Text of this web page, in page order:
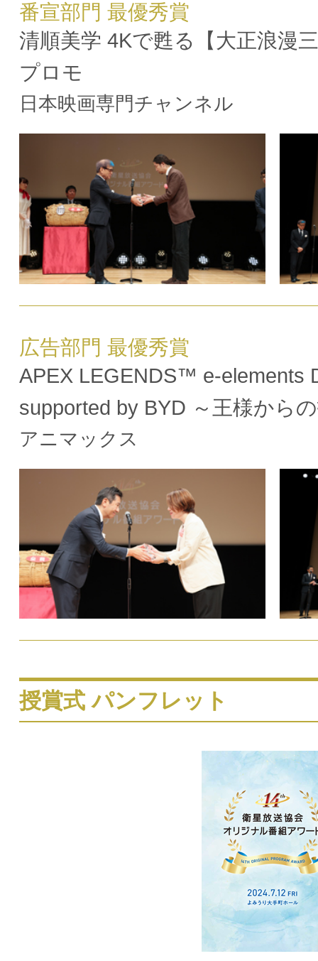
番宣部門 最優秀賞
清順美学 4Kで甦る【大正浪漫
プロモ
日本映画専門チャンネル
広告部門 最優秀賞
APEX LEGENDS™ e-elements
supported by BYD ～王様から
アニマックス
授賞式 パンフレット